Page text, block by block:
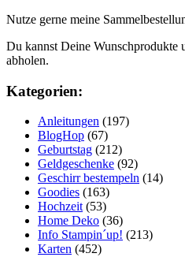
Nutze gerne meine
Du kannst Deine Wunschprodukte
abholen.
Kategorien:
Anleitungen (197)
BlogHop (67)
Geburtstag (212)
Geldgeschenke (92)
Geschirr bestempeln (14)
Goodies (163)
Hochzeit(53)
Home Deko (36)
Info Stampin´up! (213)
Karten (452)